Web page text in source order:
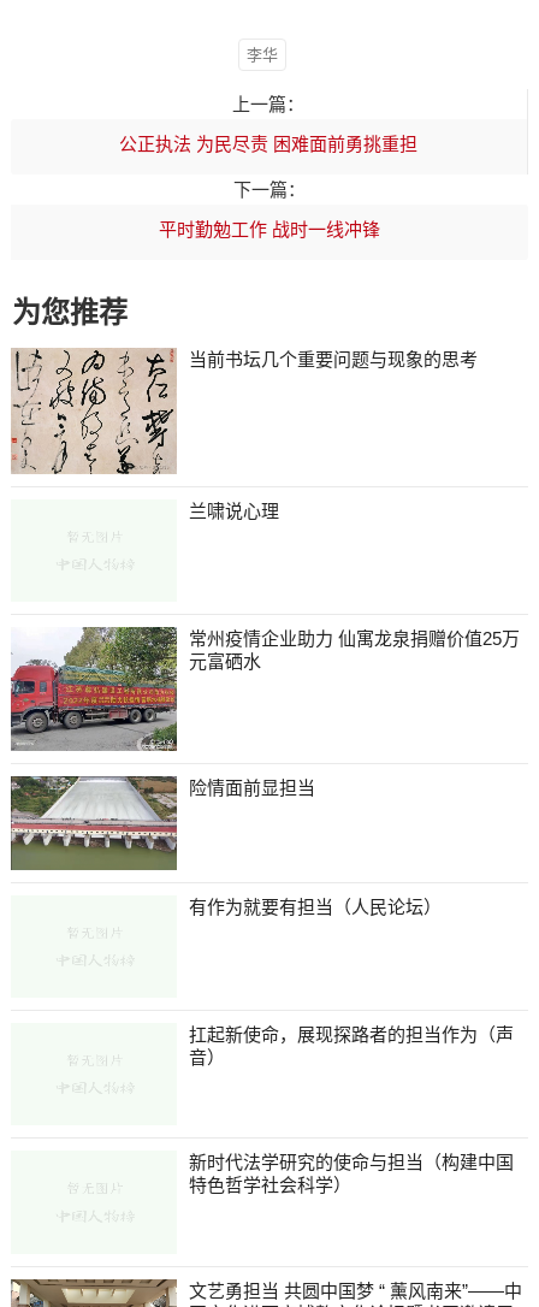
李华
上一篇：
公正执法 为民尽责 困难面前勇挑重担
下一篇：
平时勤勉工作 战时一线冲锋
为您推荐
当前书坛几个重要问题与现象的思考
兰啸说心理
常州疫情企业助力 仙寓龙泉捐赠价值25万
元富硒水
险情面前显担当
有作为就要有担当（人民论坛）
扛起新使命，展现探路者的担当作为（声
音）
新时代法学研究的使命与担当（构建中国
特色哲学社会科学）
文艺勇担当 共圆中国梦 “ 薰风南来”——中